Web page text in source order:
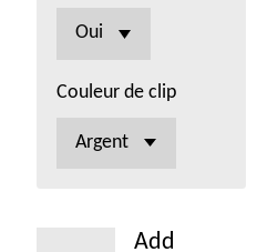
Couleur de clip
Add